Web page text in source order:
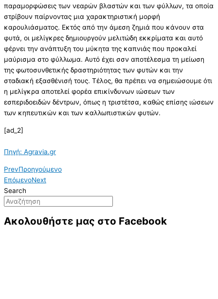
παραμορφώσεις των νεαρών βλαστών και των φύλλων, τα οποία
στρίβουν παίρνοντας μια χαρακτηριστική μορφή
καρουλιάσματος. Εκτός από την άμεση ζημιά που κάνουν στα
φυτά, οι μελίγκρες δημιουργούν μελιτώδη εκκρίματα και αυτό
φέρνει την ανάπτυξη του μύκητα της καπνιάς που προκαλεί
μαύρισμα στο φύλλωμα. Αυτό έχει σσν αποτέλεσμα τη μείωση
της φωτοσυνθετικής δραστηριότητας των φυτών και την
σταδιακή εξασθένισή τους. Τέλος, θα πρέπει να σημειώσουμε ότι
η μελίγκρα αποτελεί φορέα επικίνδυνων ιώσεων των
εσπεριδοειδών δέντρων, όπως η τριστέτσα, καθώς επίσης ιώσεων
των κηπευτικών και των καλλωπιστικών φυτών.
[ad_2]
Πηγή: Agravia.gr
PrevΠροηγούμενο
ΕπόμενοNext
Search
Ακολουθήστε μας στο Facebook